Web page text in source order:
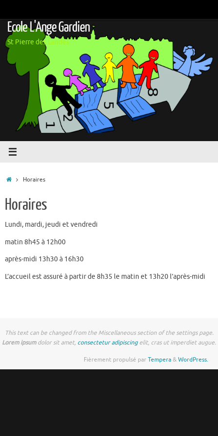
contenu
Ecole L'Ange Gardien
St Pierre des Landes
AccueilHoraires
Horaires
Lundi, mardi, jeudi et vendredi
matin 8h45 à 12h00
après-midi 13h30 à 16h30
L’accueil est assuré à partir de 8h35 le matin et 13h20 l’après-midi
This text can be changed from the Miscellaneous section of the settings page.
Lorem ipsumdolor sit amet, consectetur adipiscingelit, cras ut imperdiet augue.
Fièrement propulsé parTempera&WordPress.